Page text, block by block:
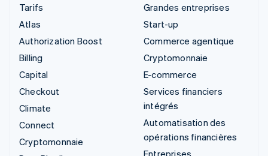
Tarifs
Atlas
Authorization Boost
Billing
Capital
Checkout
Climate
Connect
Cryptomonnaie
Grandes entreprises
Start-up
Commerce agentique
Cryptomonnaie
E-commerce
Services financiers
intégrés
Automatisation des
opérations financières
Entreprises